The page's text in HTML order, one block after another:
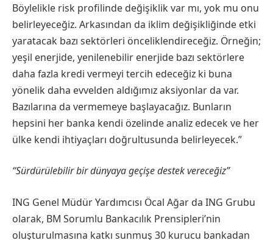
Böylelikle risk profilinde değişiklik var mı, yok mu onu
belirleyeceğiz. Arkasından da iklim değişikliğinde etki
yaratacak bazı sektörleri önceliklendireceğiz. Örneğin;
yeşil enerjide, yenilenebilir enerjide bazı sektörlere
daha fazla kredi vermeyi tercih edeceğiz ki buna
yönelik daha evvelden aldığımız aksiyonlar da var.
Bazılarına da vermemeye başlayacağız. Bunların
hepsini her banka kendi özelinde analiz edecek ve her
ülke kendi ihtiyaçları doğrultusunda belirleyecek.”
“Sürdürülebilir bir dünyaya geçişe destek vereceğiz”
ING Genel Müdür Yardımcısı Öcal Ağar da ING Grubu
olarak, BM Sorumlu Bankacılık Prensipleri’nin
oluşturulmasına katkı sunmuş 30 kurucu bankadan